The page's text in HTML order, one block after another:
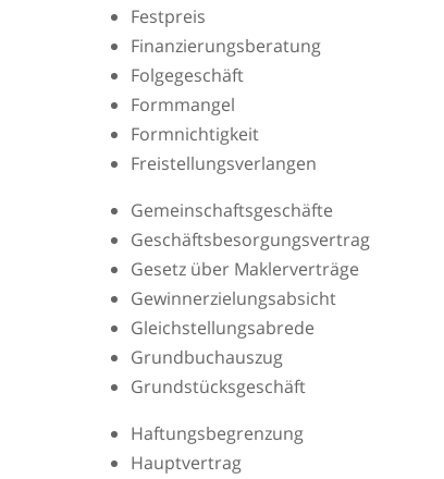
Festpreis
Finanzierungsberatung
Folgegeschäft
Formmangel
Formnichtigkeit
Freistellungsverlangen
Gemeinschaftsgeschäfte
Geschäftsbesorgungsvertrag
Gesetz über Maklerverträge
Gewinnerzielungsabsicht
Gleichstellungsabrede
Grundbuchauszug
Grundstücksgeschäft
Haftungsbegrenzung
Hauptvertrag